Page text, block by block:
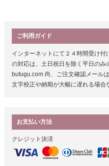
ご利用ガイド
インターネットにて２４時間受け
の対応は、土日祝日を除く平日の
butugu.com 尚、ご注文確認メール
文字校正や納期が大幅に遅れる場合
お支払い方法
クレジット決済